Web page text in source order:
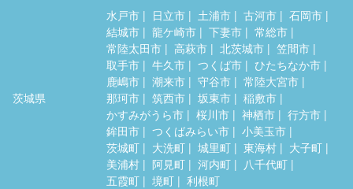
茨城県
水戸市 日立市 土浦市 古河市
石岡市
結城市
龍ケ崎市 下妻市
常総市
常陸太田市
高萩市 北茨城市
笠間市
取手市
牛久市 つくば市
ひたちなか市
鹿嶋市
潮来市 守谷市
常陸大宮市
那珂市
筑西市 坂東市
稲敷市
かすみがうら市
桜川市 神栖市
行方市
鉾田市
つくばみらい市
小美玉市
茨城町
大洗町 城里町 東海村
大子町
美浦村
阿見町 河内町
八千代町
五霞町
境町 利根町